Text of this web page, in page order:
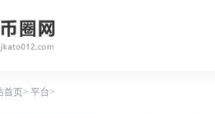
首页 平台